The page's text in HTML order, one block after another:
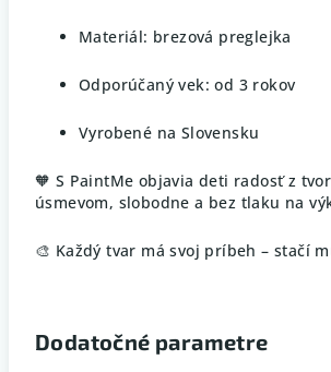
Materiál: brezová preglejka
Odporúčaný vek: od 3 rokov
Vyrobené na Slovensku
🧡 S PaintMe objavia deti radosť z
úsmevom, slobodne a bez tlaku na
🎨 Každý tvar má svoj príbeh – stačí
Dodatočné parametre